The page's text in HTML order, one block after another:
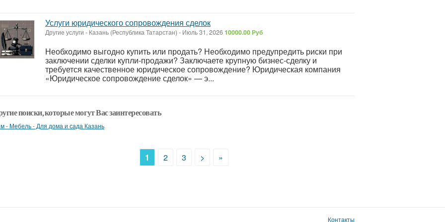
Услуги юридического сопровождения сделок
Другие услуги - Казань (Республика Татарстан) - Июль 31, 202610000.00 Руб
Необходимо выгодно купить или продать? Необходимо предупредить риски при
заключении сделки купли-продажи? Заключаете крупную бизнес-сделку и
требуется качественное юридическое сопровождение? Юридическая компания
«Юридическое сопровождение сделок» — э...
поиски, которые могут Вас заинтересовать
- Мебель - Для дома и сада Казань
1 2 3 > »
Контакты